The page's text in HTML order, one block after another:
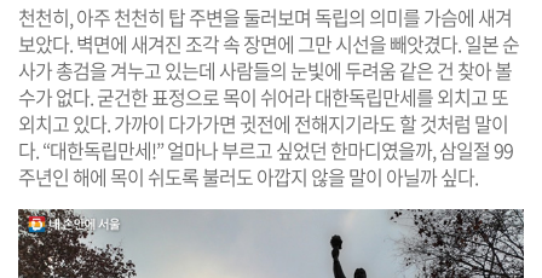
천천히, 아주 천천히 탑 주변을 둘러보며 독립의 의미를 가슴에 새겨
보았다. 벽면에 새겨진 조각 속 장면에 그만 시선을 빼앗겼다. 일본 순
사가 총검을 겨누고 있는데 사람들의 눈빛에 두려움 같은 건 찾아 볼
수가 없다. 굳건한 표정으로 목이 쉬어라 대한독립만세를 외치고 또
외치고 있다. 가까이 다가가면 귓전에 전해지기라도 할 것처럼 말이
다. “대한독립만세!” 얼마나 부르고 싶었던 한마디였을까, 삼일절 99
주년인 해에 목이 쉬도록 불러도 아깝지 않을 말이 아닐까 싶다.